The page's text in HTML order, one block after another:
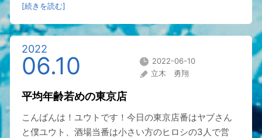
[続きを読む]
2022
06.10
2022-06-10
立木 勇翔
平均年齢若めの東京店
こんばんは！ユウトです！今日の東京店番はヤブさん
と僕ユウト、酒場当番は小さい方のヒロシの3人で営